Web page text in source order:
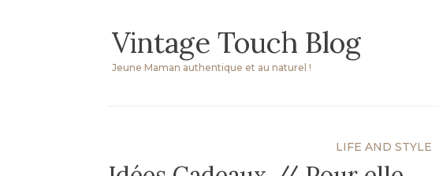
contentVintage Touch Blog
Jeune Maman authentique et au naturel !
LIFE AND STYLE